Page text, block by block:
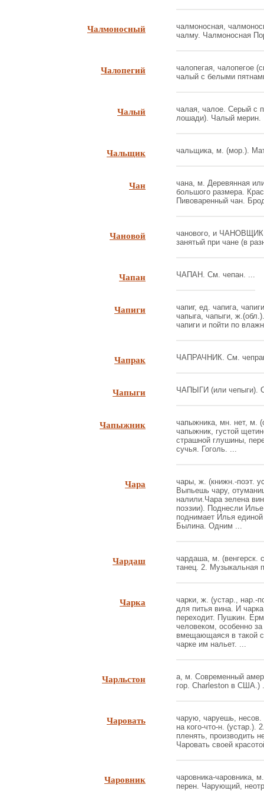
Чалмоносный
чалмоносная,
чалму. Чалмоносная
Чалопегий
чалопегая, чалопегое
чалый с белыми
Чалый
чалая, чалое. Серый с
лошади). Чалый мерин.
Чальщик чальщика, м. (мор.).
Чан
чана, м. Деревянная
большого размера.
Пивоваренный чан.
Чановой
чанового, и
занятый при чане (в
Чапан ЧАПАН. См. чепан. ...
Чапиги
чапиг, ед. чапига,
чапыга, чапыги,
чапиги и пойти по
Чапрак ЧАПРАЧНИК. См.
Чапыги ЧАПЫГИ (или чепыги).
Чапыжник
чапыжника, мн. нет, м.
чапыжник, густой
страшной глушины,
сучья. Гоголь. ...
Чара
чары, ж. (книжн.-поэт.
Выпьешь чару,
налили.Чара зелена
поэзии). Поднесли
поднимает Илья
Былина. Одним ...
Чардаш
чардаша, м. (венгерск.
танец. 2. Музыкальная
Чарка
чарки, ж. (устар., нар.-
для питья вина. И
переходит. Пушкин.
человеком, особенно
вмещающаяся в такой
чарке им нальет. ...
Чарльстон
а, м. Современный
гор. Charleston в США.)
Чаровать
чарую, чаруешь, несов.
на кого-что-н. (устар.).
пленять, производить
Чаровать своей
Чаровник
чаровника-чаровника,
перен. Чарующий,